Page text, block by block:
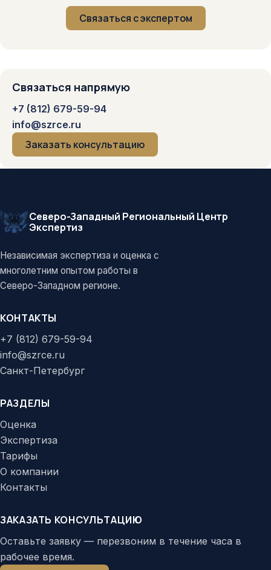
Связаться с экспертом
Связаться напрямую
+7 (812) 679-59-94
info@szrce.ru
Заказать консультацию
Северо-Западный Региональный Центр
Экспертиз
Независимая экспертиза и оценка с
многолетним опытом работы в
Северо-Западном регионе.
КОНТАКТЫ
+7 (812) 679-59-94
info@szrce.ru
Санкт-Петербург
РАЗДЕЛЫ
Оценка
Экспертиза
Тарифы
О компании
Контакты
ЗАКАЗАТЬ КОНСУЛЬТАЦИЮ
Оставьте заявку — перезвоним в течение часа в
рабочее время.